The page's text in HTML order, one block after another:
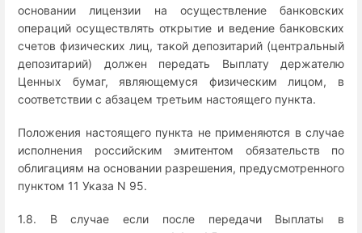
основании лицензии на осуществление банковских
операций осуществлять открытие и ведение банковских
счетов физических лиц, такой депозитарий (центральный
депозитарий) должен передать Выплату держателю
Ценных бумаг, являющемуся физическим лицом, в
соответствии с абзацем третьим настоящего пункта.
Положения настоящего пункта не применяются в случае
исполнения российским эмитентом обязательств по
облигациям на основании разрешения, предусмотренного
пунктом 11 Указа N 95.
1.8. В случае если после передачи Выплаты в